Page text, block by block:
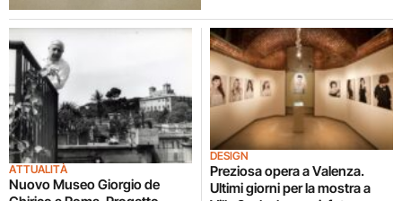
ATTUALITÀ
Nuovo Museo Giorgio de
DESIGN
Preziosa opera a Valenza.
Ultimi giorni per la mostra a